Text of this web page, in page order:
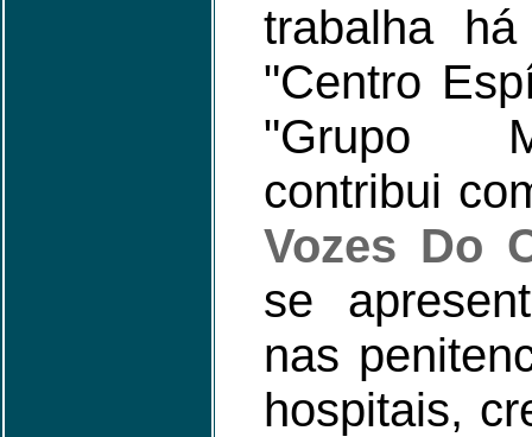
trabalha
"Centro
"Grupo
contribui
Vozes Do
se
nas
hospitais,